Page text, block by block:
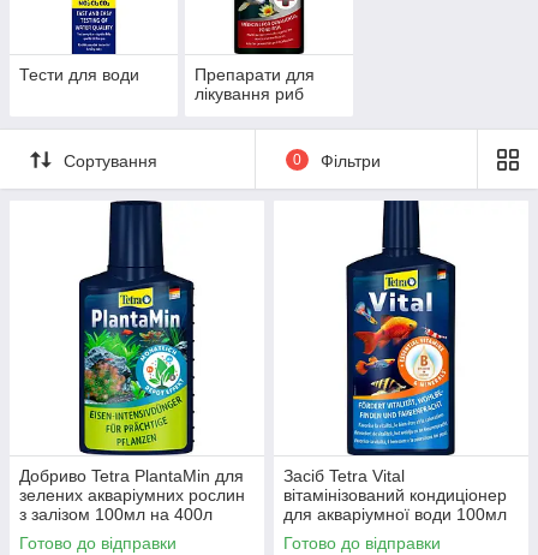
Тести для води
Препарати для
лікування риб
Сортування 0 Фільтри
Добриво Tetra PlantaMin для
зелених акваріумних рослин
з залізом 100мл на 400л
Готово до відправки
Засіб Tetra Vital
вітамінізований кондиціонер
для акваріумної води 100мл
на 200л
Готово до відправки